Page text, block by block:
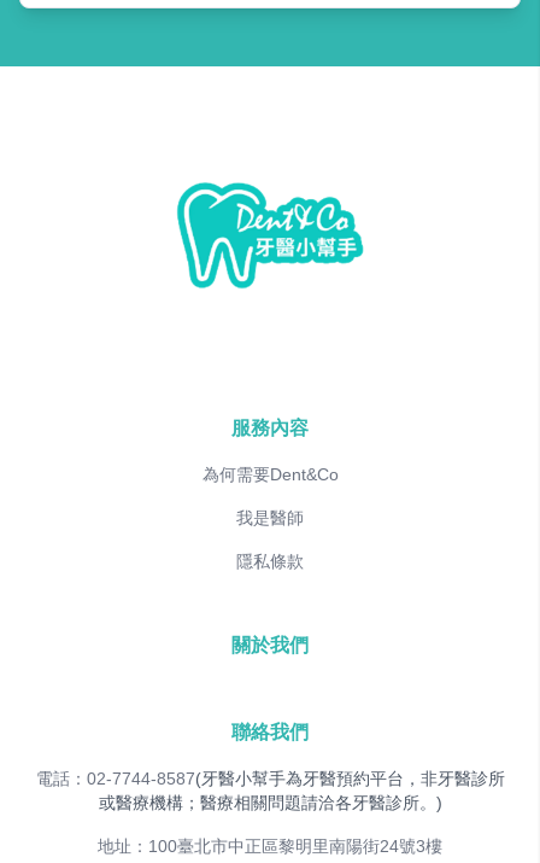
服務內容
為何需要Dent&Co
我是醫師
隱私條款
關於我們
聯絡我們
電話：02-7744-8587(牙醫小幫手為牙醫預約平台，非牙醫診所
或醫療機構；醫療相關問題請洽各牙醫診所。)
地址：100臺北市中正區黎明里南陽街24號3樓